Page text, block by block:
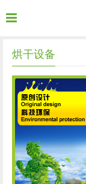
烘干设备